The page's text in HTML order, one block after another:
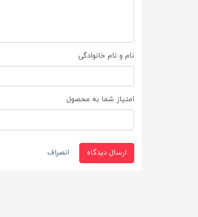
نام و نام خانوادگی
امتیاز شما به محصول
ارسال دیدگاه انصراف